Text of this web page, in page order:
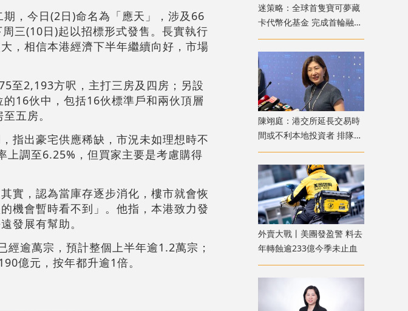
，今日(2日)命名為「應天」，涉及66
三(10日)起以招標形式發售。長實執行
，相信本港經濟下半年繼續向好，市場
至2,193方呎，主打三房及四房；另設
16伙中，包括16伙標準戶和兩伙頂層
五房。
指出豪宅供應稀缺，市況未如理想時不
上調至6.25%，但買家主要是考慮購得
實，認為當庫存逐步消化，樓市就會恢
機會暫時看不到」。他指，本港致力發
發展有幫助。
逾萬宗，預計整個上半年逾1.2萬宗；
億元，按年都升逾1倍。
迷策略：全球首隻寶可夢藏
卡代幣化基金 完成首輪融資
兼獲超購
陳翊庭：港交所延長交易時
間或不利本地投資者 排隊上
市公司數量創新高
外賣大戰丨美團發盈警 料去
年轉蝕逾233億今季未止血